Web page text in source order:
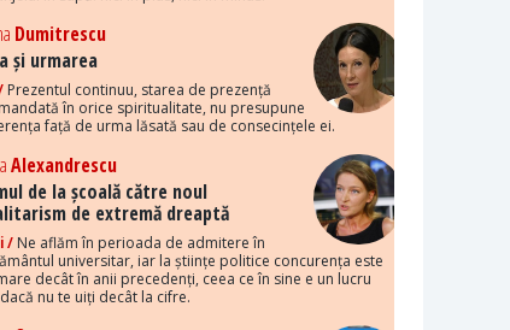
Dumitrescu
și urmarea
Prezentul continuu, starea de prezență
în orice spiritualitate, nu presupune
față de urma lăsată sau de consecințele ei.
Alexandrescu
de la școală către noul
de extremă dreaptă
/ Ne aflăm în perioada de admitere în
universitar, iar la științe politice concurența este
decât în anii precedenți, ceea ce în sine e un lucru
nu te uiți decât la cifre.